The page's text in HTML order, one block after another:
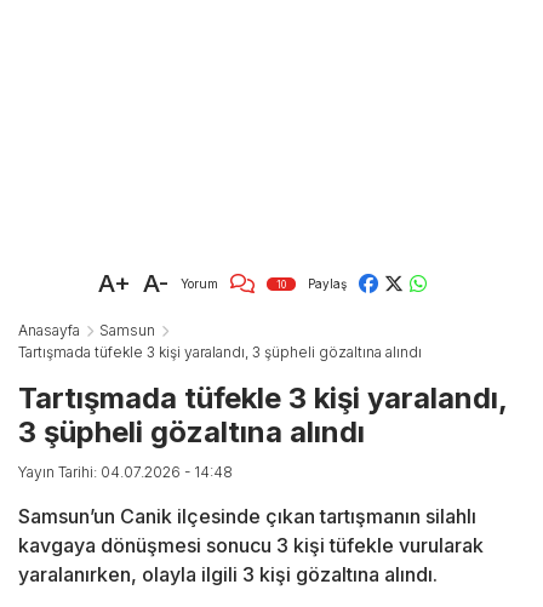
A+ A- Yorum 10 Paylaş
Anasayfa
Samsun
Tartışmada tüfekle 3 kişi yaralandı, 3 şüpheli gözaltına alındı
Tartışmada tüfekle 3 kişi yaralandı,
3 şüpheli gözaltına alındı
Yayın Tarihi: 04.07.2026 - 14:48
Samsun’un Canik ilçesinde çıkan tartışmanın silahlı
kavgaya dönüşmesi sonucu 3 kişi tüfekle vurularak
yaralanırken, olayla ilgili 3 kişi gözaltına alındı.